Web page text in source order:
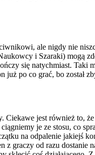
ale nigdy nie
i Szaraki) mogą
się natychmiast. Taki
po co grać, bo został
jest również to,
je ze stosu, co
na odpalenie jakiejś
graczy od razu dostanie